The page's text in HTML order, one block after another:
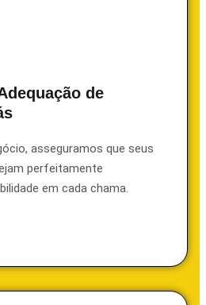
de
asseguramos que seus
perfeitamente
em cada chama.